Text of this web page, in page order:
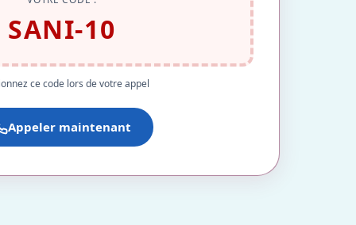
SANI-10
ce code lors de votre appel
Appeler maintenant